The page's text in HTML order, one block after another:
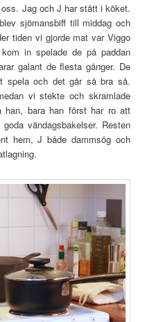
Jag och J har stått i köket.
sjömansbiff till middag och
tiden vi gjorde mat var Viggo
in spelade de på paddan
galant de flesta gånger. De
spela och det går så bra så.
vi stekte och skramlade
han, bara han först har ro att
vändagsbakelser. Resten
hem, J både dammsög och